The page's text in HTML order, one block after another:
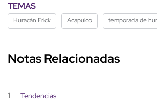
TEMAS
Huracán Erick Acapulco temporada de
Notas Relacionadas
1 Tendencias